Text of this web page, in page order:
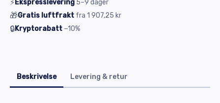
⚡Ekspresslevering 5–9 dager
🎁Gratis luftfrakt fra 1 907,25 kr
🔒Kryptorabatt −10%
Beskrivelse Levering & retur